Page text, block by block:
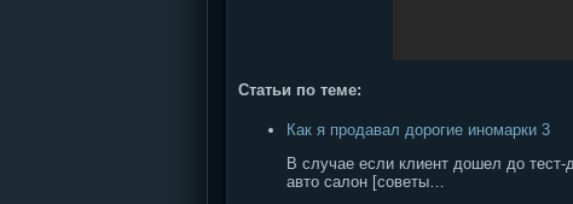
Статьи по теме:
Как я продавал дорогие иномарки 3
В случае если клиент дошел до
авто салон [советы…